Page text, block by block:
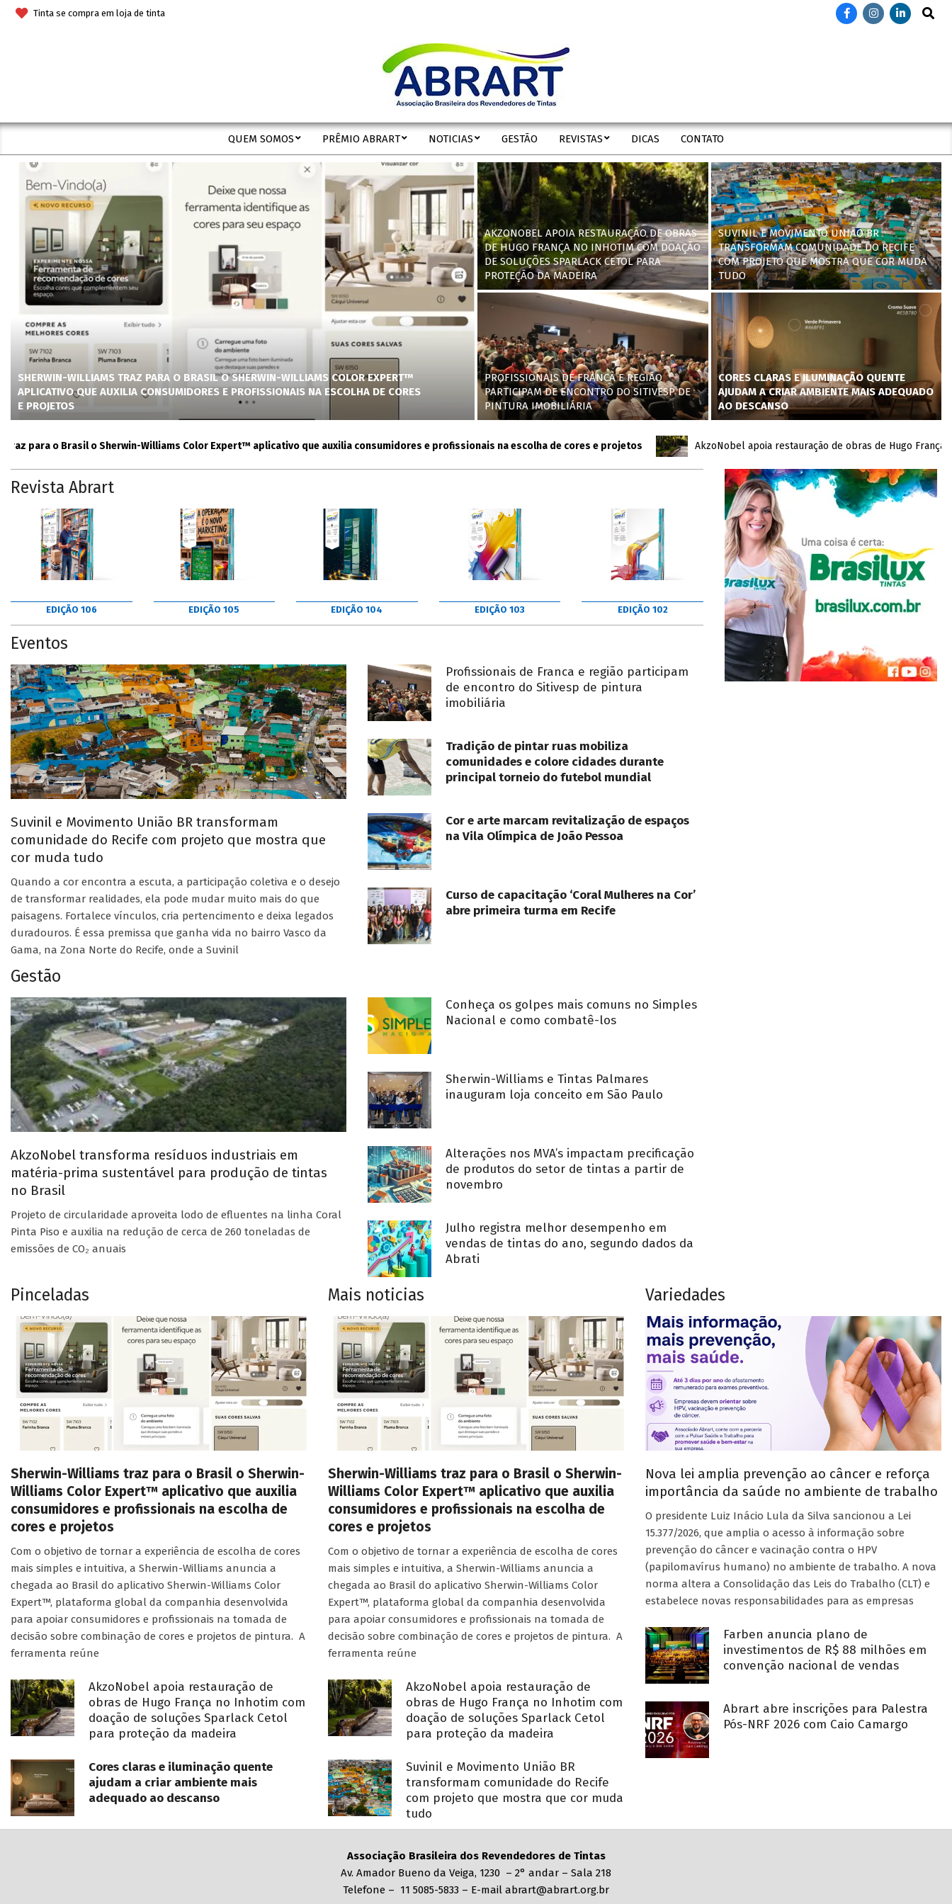
Skip
Tinta se compra em loja de tinta
Search
ABRART
Secondary
Navigation
Menu
QUEM SOMOS PRÊMIO ABRART NOTICIAS GESTÃO REVISTAS DICAS CONTATO
SHERWIN-WILLIAMS TRAZ PARA O BRASIL O SHERWIN-WILLIAMS COLOR EXPERT™
APLICATIVO QUE AUXILIA CONSUMIDORES E PROFISSIONAIS NA ESCOLHA DE CORES
E PROJETOS
AKZONOBEL APOIA RESTAURAÇÃO DE OBRAS
DE HUGO FRANÇA NO INHOTIM COM DOAÇÃO
DE SOLUÇÕES SPARLACK CETOL PARA
PROTEÇÃO DA MADEIRA
SUVINIL E MOVIMENTO UNIÃO BR
TRANSFORMAM COMUNIDADE DO RECIFE
COM PROJETO QUE MOSTRA QUE COR MUDA
TUDO
PROFISSIONAIS DE FRANCA E REGIÃO
PARTICIPAM DE ENCONTRO DO SITIVESP DE
PINTURA IMOBILIÁRIA
CORES CLARAS E ILUMINAÇÃO QUENTE
AJUDAM A CRIAR AMBIENTE MAIS ADEQUADO
AO DESCANSO
o Brasil o Sherwin-Williams Color Expert™ aplicativo que auxilia consumidores e profissionais na escolha de cores e projetos AkzoNobel apoia restauração de obras de Hugo França no
Revista Abrart
EDIÇÃO 106 EDIÇÃO 105 EDIÇÃO 104 EDIÇÃO 103 EDIÇÃO 102
Eventos
Suvinil e Movimento União BR transformam
comunidade do Recife com projeto que mostra que
cor muda tudo
Quando a cor encontra a escuta, a participação coletiva e o desejo
de transformar realidades, ela pode mudar muito mais do que
paisagens. Fortalece vínculos, cria pertencimento e deixa legados
duradouros. É essa premissa que ganha vida no bairro Vasco da
Gama, na Zona Norte do Recife, onde a Suvinil
Profissionais de Franca e região participam
de encontro do Sitivesp de pintura
imobiliária
Tradição de pintar ruas mobiliza
comunidades e colore cidades durante
principal torneio do futebol mundial
Cor e arte marcam revitalização de espaços
na Vila Olímpica de João Pessoa
Curso de capacitação ‘Coral Mulheres na Cor’
abre primeira turma em Recife
Gestão
AkzoNobel transforma resíduos industriais em
matéria-prima sustentável para produção de tintas
no Brasil
Projeto de circularidade aproveita lodo de efluentes na linha Coral
Pinta Piso e auxilia na redução de cerca de 260 toneladas de
emissões de CO₂ anuais
Conheça os golpes mais comuns no Simples
Nacional e como combatê-los
Sherwin-Williams e Tintas Palmares
inauguram loja conceito em São Paulo
Alterações nos MVA’s impactam precificação
de produtos do setor de tintas a partir de
novembro
Julho registra melhor desempenho em
vendas de tintas do ano, segundo dados da
Abrati
Pinceladas
Sherwin-Williams traz para o Brasil o Sherwin-
Williams Color Expert™ aplicativo que auxilia
consumidores e profissionais na escolha de
cores e projetos
Com o objetivo de tornar a experiência de escolha de cores
mais simples e intuitiva, a Sherwin-Williams anuncia a
chegada ao Brasil do aplicativo Sherwin-Williams Color
Expert™, plataforma global da companhia desenvolvida
para apoiar consumidores e profissionais na tomada de
decisão sobre combinação de cores e projetos de pintura. A
ferramenta reúne
AkzoNobel apoia restauração de
obras de Hugo França no Inhotim com
doação de soluções Sparlack Cetol
para proteção da madeira
Cores claras e iluminação quente
ajudam a criar ambiente mais
adequado ao descanso
Mais noticias
Sherwin-Williams traz para o Brasil o Sherwin-
Williams Color Expert™ aplicativo que auxilia
consumidores e profissionais na escolha de
cores e projetos
Com o objetivo de tornar a experiência de escolha de cores
mais simples e intuitiva, a Sherwin-Williams anuncia a
chegada ao Brasil do aplicativo Sherwin-Williams Color
Expert™, plataforma global da companhia desenvolvida
para apoiar consumidores e profissionais na tomada de
decisão sobre combinação de cores e projetos de pintura. A
ferramenta reúne
AkzoNobel apoia restauração de
obras de Hugo França no Inhotim com
doação de soluções Sparlack Cetol
para proteção da madeira
Suvinil e Movimento União BR
transformam comunidade do Recife
com projeto que mostra que cor muda
tudo
Variedades
Nova lei amplia prevenção ao câncer e reforça
importância da saúde no ambiente de trabalho
O presidente Luiz Inácio Lula da Silva sancionou a Lei
15.377/2026, que amplia o acesso à informação sobre
prevenção do câncer e vacinação contra o HPV
(papilomavírus humano) no ambiente de trabalho. A nova
norma altera a Consolidação das Leis do Trabalho (CLT) e
estabelece novas responsabilidades para as empresas
Farben anuncia plano de
investimentos de R$ 88 milhões em
convenção nacional de vendas
Abrart abre inscrições para Palestra
Pós-NRF 2026 com Caio Camargo
Associação Brasileira dos Revendedores de Tintas
Av. Amador Bueno da Veiga, 1230 – 2° andar – Sala 218
Telefone – 11 5085-5833 – E-mail abrart@abrart.org.br